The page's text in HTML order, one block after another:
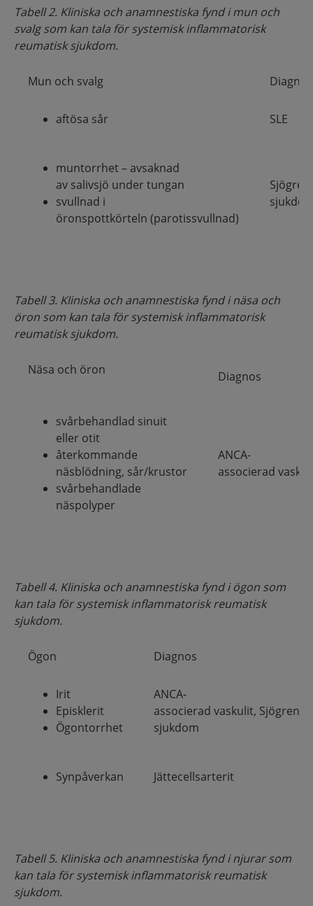
Tabell 2. Kliniska och anamnestiska fynd i mun och
svalg som kan tala för systemisk inflammatorisk
reumatisk sjukdom.
Mun och svalg Diagnos
aftösa sår SLE
muntorrhet – avsaknad
av salivsjö under tungan
svullnad i
öronspottkörteln (parotissvullnad)
Tabell 3. Kliniska och anamnestiska fynd i näsa och
öron som kan tala för systemisk inflammatorisk
reumatisk sjukdom.
Näsa och öron Diagnos
svårbehandlad sinuit
eller otit
återkommande
näsblödning, sår/krustor
svårbehandlade
näspolyper
ANCA-
associerad
Tabell 4. Kliniska och anamnestiska fynd i ögon som
kan tala för systemisk inflammatorisk reumatisk
sjukdom.
Ögon Diagnos
Irit
Episklerit
Ögontorrhet
ANCA-
associerad vaskulit, Sjögrens
sjukdom
Synpåverkan Jättecellsarterit
Tabell 5. Kliniska och anamnestiska fynd i njurar som
kan tala för systemisk inflammatorisk reumatisk
sjukdom.